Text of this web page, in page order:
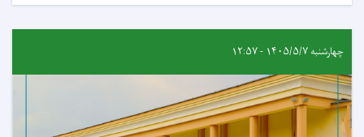
چهارشنبه ۱۴۰۵/۵/۷ - ۱۲:۵۷